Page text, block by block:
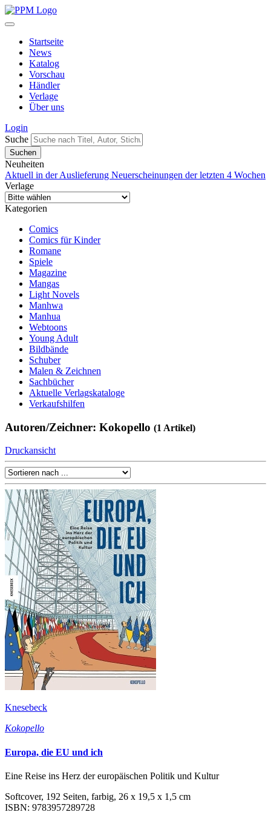
Startseite
News
Katalog
Vorschau
Händler
Verlage
Über uns
Login
Suche
Neuheiten
Aktuell in der Auslieferung Neuerscheinungen der letzten 4 Wochen
Verlage
Kategorien
Comics
Comics für Kinder
Romane
Spiele
Magazine
Mangas
Light Novels
Manhwa
Manhua
Webtoons
Young Adult
Bildbände
Schuber
Malen & Zeichnen
Sachbücher
Aktuelle Verlagskataloge
Verkaufshilfen
Autoren/Zeichner: Kokopello (1 Artikel)
Druckansicht
Knesebeck
Kokopello
Europa, die EU und ich
Eine Reise ins Herz der europäischen Politik und Kultur
Softcover, 192 Seiten, farbig, 26 x 19,5 x 1,5 cm
ISBN: 9783957289728